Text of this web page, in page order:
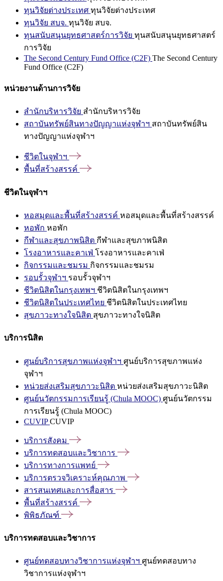
ทุนวิจัยต่างประเทศ ทุนวิจัยต่างประเทศ
ทุนวิจัย สบจ. ทุนวิจัย สบจ.
ทุนสนับสนุนยุทธศาสตร์การวิจัย ทุนสนับสนุนยุทธศาสตร์
การวิจัย
The Second Century Fund Office (C2F) The Second Century
Fund Office (C2F)
หน่วยงานด้านการวิจัย
สำนักบริหารวิจัย สำนักบริหารวิจัย
สถาบันทรัพย์สินทางปัญญาแห่งจุฬาฯ สถาบันทรัพย์สิน
ทางปัญญาแห่งจุฬาฯ
ชีวิตในจุฬาฯ
พื้นที่สร้างสรรค์
ชีวิตในจุฬาฯ
หอสมุดและพื้นที่สร้างสรรค์ หอสมุดและพื้นที่สร้างสรรค์
หอพัก หอพัก
กีฬาและสุขภาพนิสิต กีฬาและสุขภาพนิสิต
โรงอาหารและคาเฟ่ โรงอาหารและคาเฟ่
กิจกรรมและชมรม กิจกรรมและชมรม
รอบรั้วจุฬาฯ รอบรั้วจุฬาฯ
ชีวิตนิสิตในกรุงเทพฯ ชีวิตนิสิตในกรุงเทพฯ
ชีวิตนิสิตในประเทศไทย ชีวิตนิสิตในประเทศไทย
สุขภาวะทางใจนิสิต สุขภาวะทางใจนิสิต
บริการนิสิต
ศูนย์บริการสุขภาพแห่งจุฬาฯ ศูนย์บริการสุขภาพแห่ง
จุฬาฯ
หน่วยส่งเสริมสุขภาวะนิสิต หน่วยส่งเสริมสุขภาวะนิสิต
ศูนย์นวัตกรรมการเรียนรู้ (Chula MOOC) ศูนย์นวัตกรรม
การเรียนรู้ (Chula MOOC)
CUVIPCUVIP
บริการสังคม
บริการทดสอบและวิชาการ
บริการทางการแพทย์
บริการตรวจวิเคราะห์คุณภาพ
สารสนเทศและการสื่อสาร
พื้นที่สร้างสรรค์
พิพิธภัณฑ์
บริการทดสอบและวิชาการ
ศูนย์ทดสอบทางวิชาการแห่งจุฬาฯ ศูนย์ทดสอบทาง
วิชาการแห่งจุฬาฯ